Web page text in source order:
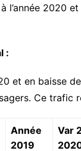
l’année 2020
:
et en baisse de
Ce trafic
Année
2019
Var